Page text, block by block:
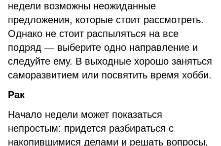
недели возможны неожиданные
предложения, которые стоит рассмотреть.
Однако не стоит распыляться на все
подряд — выберите одно направление и
следуйте ему. В выходные хорошо заняться
саморазвитием или посвятить время хобби.
Рак
Начало недели может показаться
непростым: придется разбираться с
накопившимися делами и решать вопросы,